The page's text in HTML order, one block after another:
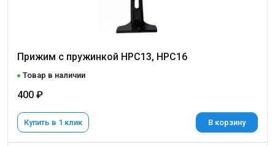
Прижим с пружинкой НРС13, НРС16
Товар в наличии
400 ₽
Купить в 1 клик В корзину